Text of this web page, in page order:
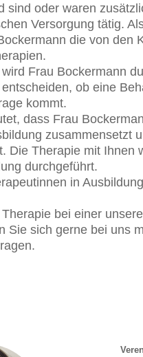
sind oder waren
Versorgung tätig.
die von den
Frau Bockermann
ob eine
kommt.
dass Frau
zusammensetzt
Die Therapie mit Ihnen
durchgeführt.
in
bei einer
Sie sich gerne bei uns